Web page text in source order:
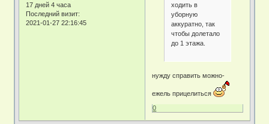
17 дней 4 часа
Последний визит:
2021-01-27 22:16:45
ходить в
уборную
аккуратно, так
чтобы долетало
до 1 этажа.
нужду справить можно-
ежель прицелиться
0